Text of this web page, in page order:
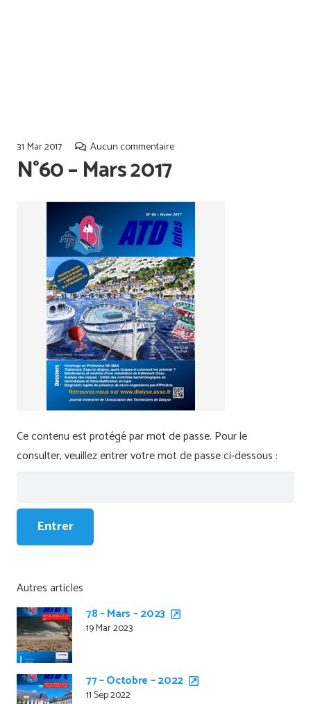
31 Mar 2017 Aucun commentaire
N°60 – Mars 2017
Ce contenu est protégé par mot de passe. Pour le
consulter, veuillez entrer votre mot de passe ci-dessous :
Autres articles
78 – Mars – 2023
19 Mar 2023
77 – Octobre – 2022
11 Sep 2022